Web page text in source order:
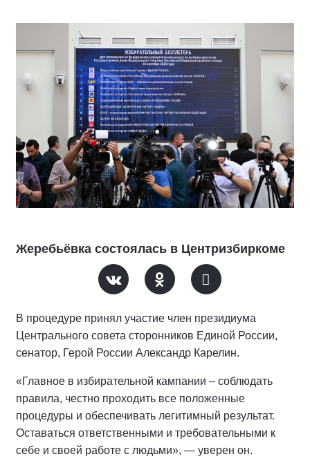
Жеребьёвка состоялась в Центризбиркоме
В процедуре принял участие член президиума
Центрального совета сторонников Единой России,
сенатор, Герой России Александр Карелин.
«Главное в избирательной кампании – соблюдать
правила, честно проходить все положенные
процедуры и обеспечивать легитимный результат.
Оставаться ответственными и требовательными к
себе и своей работе с людьми», — уверен он.